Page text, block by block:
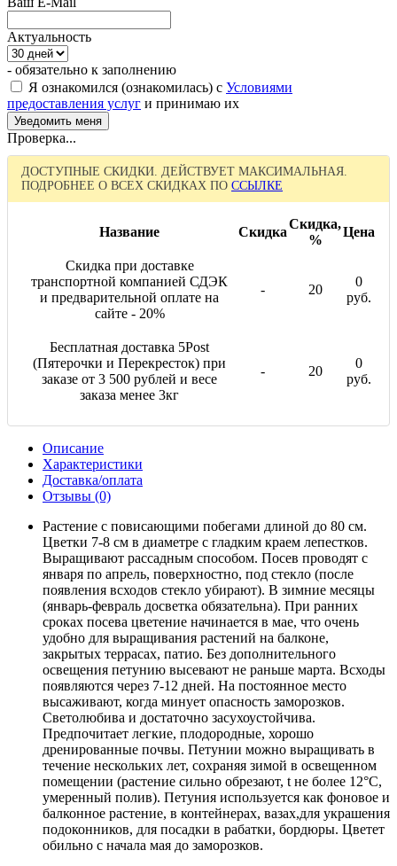
Актуальность
- обязательно к заполнению
Я ознакомился (ознакомилась) с Условиями
предоставления услуг и принимаю их
Проверка...
ДОСТУПНЫЕ СКИДКИ. ДЕЙСТВУЕТ МАКСИМАЛЬНАЯ.
ПОДРОБНЕЕ О ВСЕХ СКИДКАХ ПО ССЫЛКЕ
Название Скидка
Скидка,
%
Цена
Скидка при доставке
транспортной компанией СДЭК
и предварительной оплате на
сайте - 20%
- 20
0
руб.
Бесплатная доставка 5Post
(Пятерочки и Перекресток) при
заказе от 3 500 рублей и весе
заказа менее 3кг
- 20
0
руб.
Описание
Характеристики
Доставка/оплата
Отзывы (0)
Растение c повисающими побегами длиной до 80 см.
Цветки 7-8 см в диаметре с гладким краем лепестков.
Выращивают рассадным способом. Посев проводят с
января по апрель, поверхностно, под стекло (после
появления всходов стекло убирают). В зимние месяцы
(январь-февраль досветка обязательна). При ранних
сроках посева цветение начинается в мае, что очень
удобно для выращивания растений на балконе,
закрытых террасах, патио. Без дополнительного
освещения петунию высевают не раньше марта. Всходы
появляются через 7-12 дней. На постоянное место
высаживают, когда минует опасность заморозков.
Светолюбива и достаточно засухоустойчива.
Предпочитает легкие, плодородные, хорошо
дренированные почвы. Петунии можно выращивать в
течение нескольких лет, сохраняя зимой в освещенном
помещении (растение сильно обрезают, t не более 12°C,
умеренный полив). Петуния используется как фоновое и
балконное растение, в контейнерах, вазах,для украшения
подоконников, для посадки в рабатки, бордюры. Цветет
обильно с начала мая до заморозков.